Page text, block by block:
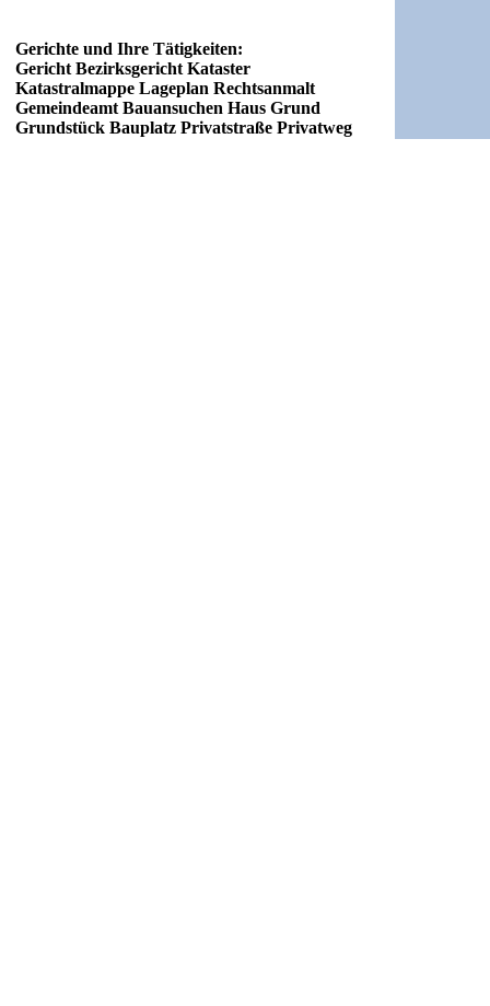
Gerichte und Ihre Tätigkeiten:
Gericht Bezirksgericht Kataster
Katastralmappe Lageplan Rechtsanmalt
Gemeindeamt Bauansuchen Haus Grund
Grundstück Bauplatz Privatstraße Privatweg